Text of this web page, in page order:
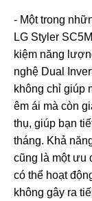
- Một trong
LG Styler
kiệm năng
nghệ Dual
không chỉ giúp
êm ái mà còn
thụ, giúp bạn
tháng. Khả
cũng là một ưu
có thể hoạt
không gây ra